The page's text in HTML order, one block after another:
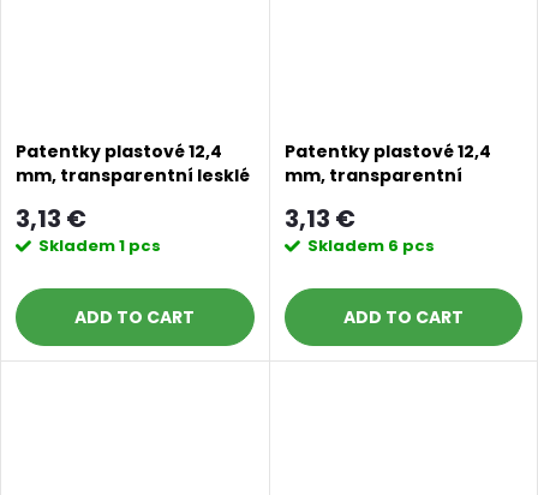
Patentky plastové 12,4
mm, transparentní lesklé
3,13 €
Skladem1 pcs
ADD TO CART
Patentky plastové 12,4
mm, transparentní
3,13 €
Skladem 6 pcs
ADD TO CART